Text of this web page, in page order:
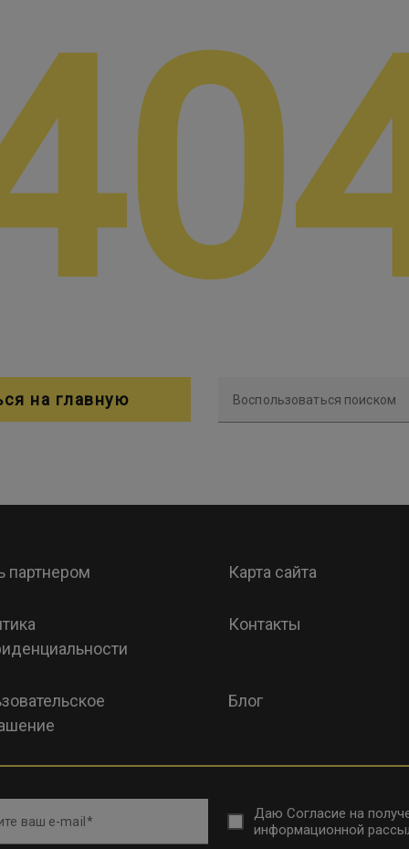
на главную Воспользоваться поиском
партнером Карта сайта
Контакты
Блог
ваш e-mail Даю Согласие на
информационной